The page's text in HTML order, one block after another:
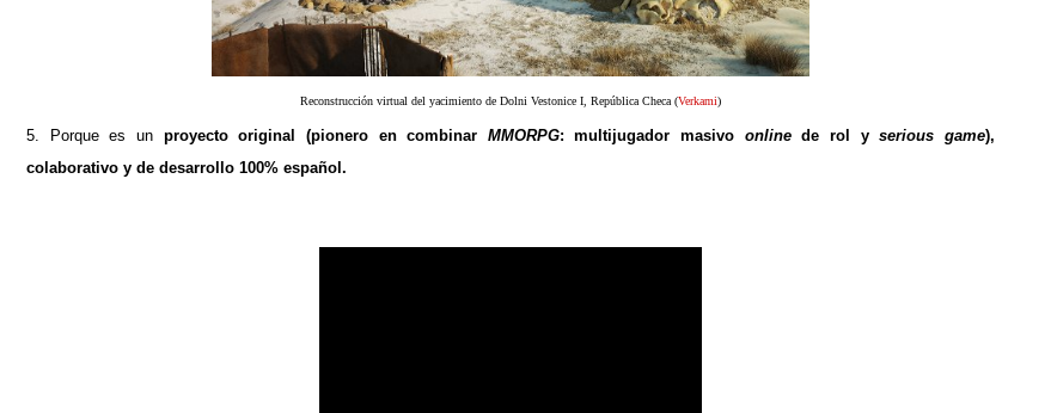
Reconstrucción virtual del yacimiento de Dolni Vestonice I, República Checa(Verkami)
5. Porque es unproyecto original (pionero en combinar MMORPG: multijugador masivo onlinede rol yserious game),
colaborativo y de desarrollo 100% español.